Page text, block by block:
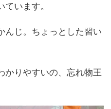
います。
んじ。ちょっとした習い
かりやすいの、忘れ物王